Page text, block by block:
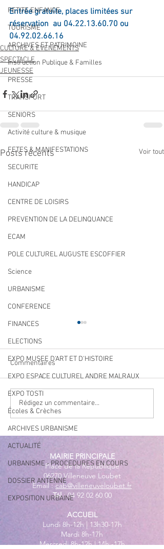
PETITE ENFANCE
TOURISME
ARCHIVES ET PATRIMOINE
Instruction Publique & Familles
PRESSE
TRANSPORT
SENIORS
Activité culture & musique
FETES & MANIFESTATIONS
SECURITE
HANDICAP
CENTRE DE LOISIRS
PREVENTION DE LA DELINQUANCE
ECAM
POLE CULTUREL AUGUSTE ESCOFFIER
Science
URBANISME
CONFERENCE
FINANCES
ELECTIONS
EXPO MUSEE D'ART ET D'HISTOIRE
EXPO ESPACE CULTUREL ANDRE MALRAUX
EXPO TOSTI
Écoles & Crèches
ARCHIVES URBANISME
ACTUALITÉ
URBANISME - PROCEDURES EN COURS
DOSSIER ANTENNE
EXPOSITION URBAINE
Entrée gratuite, places limitées sur
réservation  au 04.22.13.60.70 ou
04.92.02.66.16
CULTURE & EVENEMENTS
SPECTACLE
JEUNESSE
Posts récents Voir tout
Qualité des eaux de
baignade : des résultats
conformes sur l’ensemble
des plages
Commentaires
Rédigez un commentaire...
MAIRIE PRINCIPALE
Place de la République
06270 Villeneuve Loubet
Email :cab@villeneuveloubet.fr
Tél:04 92 02 60 00
ACCUEIL
Lundi 8h-12h | 13h30-17h
Mardi 8h-17h
Mercredi 8h-12h | 14h -17h